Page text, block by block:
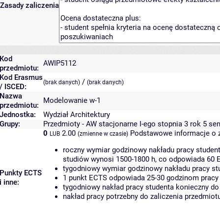
Zasady zaliczenia
Kod
przedmiotu:
AWIP5112
Kod Erasmus
/ ISCED:
(brak danych) / (brak danych)
Nazwa
przedmiotu:
Modelowanie w-1
Jednostka:
Wydział Architektury
Grupy:
Przedmioty - AW stacjonarne I-ego stopnia 3 rok 5
Punkty ECTS
i inne:
0 LUB 2.00 (zmienne w czasie) Podstawowe informacje o
roczny wymiar godzinowy nakładu pracy
studiów wynosi 1500-1800 h, co odpowiada 60
tygodniowy wymiar godzinowy nakładu pracy
1 punkt ECTS odpowiada 25-30 godzinom
tygodniowy nakład pracy studenta konieczny
nakład pracy potrzebny do zaliczenia